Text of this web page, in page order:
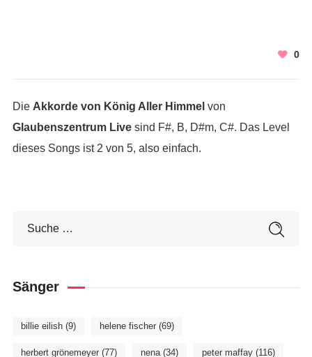
0
Die Akkorde von König Aller Himmel von
Glaubenszentrum Livesind F#, B, D#m, C#. Das Level
dieses Songs ist 2 von 5, also einfach.
Sänger
billie eilish(9) helene fischer(69)
herbert grönemeyer(77) nena(34) peter maffay(116)